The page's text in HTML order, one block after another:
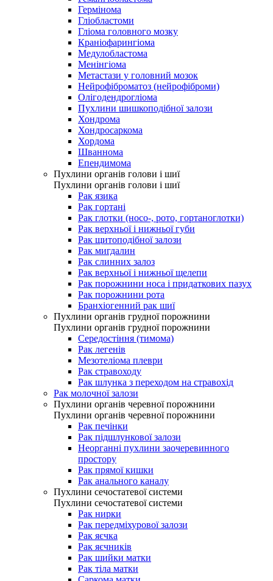
Гермінома
Гліобластоми
Гліома головного мозку
Краніофарингіома
Медулобластома
Менінгіома
Метастази у головний мозок
Нейрофіброматоз (нейрофіброми)
Олігодендрогліома
Пухлини шишкоподібної залози
Хондрома
Хондросаркома
Хордома
Шваннома
Епендимома
Пухлини органів голови і шиї
Пухлини органів голови і шиї
Рак язика
Рак гортані
Рак глотки (носо-, рото, гортаноглотки)
Рак верхньої і нижньої губи
Рак щитоподібної залози
Рак мигдалин
Рак слинних залоз
Рак верхньої і нижньої щелепи
Рак порожнини носа і придаткових пазух
Рак порожнини рота
Бранхіогенний рак шиї
Пухлини органів грудної порожнини
Пухлини органів грудної порожнини
Середостіння (тимома)
Рак легенів
Мезотеліома плеври
Рак стравоходу
Рак шлунка з переходом на стравохід
Рак молочної залози
Пухлини органів черевної порожнини
Пухлини органів черевної порожнини
Рак печінки
Рак підшлункової залози
Неорганні пухлини заочеревинного
простору
Рак прямої кишки
Рак анального каналу
Пухлини сечостатевої системи
Пухлини сечостатевої системи
Рак нирки
Рак передміхурової залози
Рак яєчка
Рак яєчників
Рак шийки матки
Рак тіла матки